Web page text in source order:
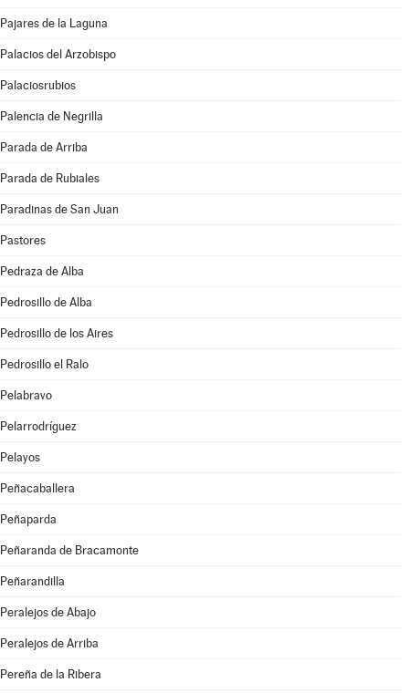
Pajares de la Laguna
Palacios del Arzobispo
Palaciosrubios
Palencia de Negrilla
Parada de Arriba
Parada de Rubiales
Paradinas de San Juan
Pastores
Pedraza de Alba
Pedrosillo de Alba
Pedrosillo de los Aires
Pedrosillo el Ralo
Pelabravo
Pelarrodríguez
Pelayos
Peñacaballera
Peñaparda
Peñaranda de Bracamonte
Peñarandilla
Peralejos de Abajo
Peralejos de Arriba
Pereña de la Ribera